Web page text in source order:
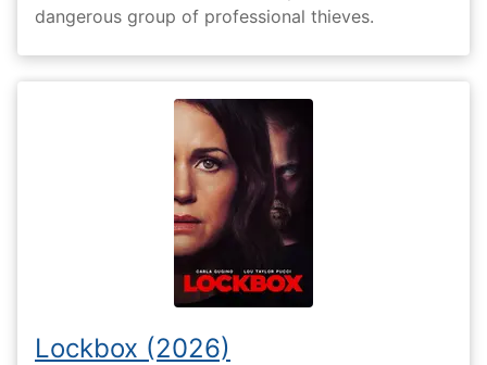
dangerous group of professional thieves.
Lockbox (2026)